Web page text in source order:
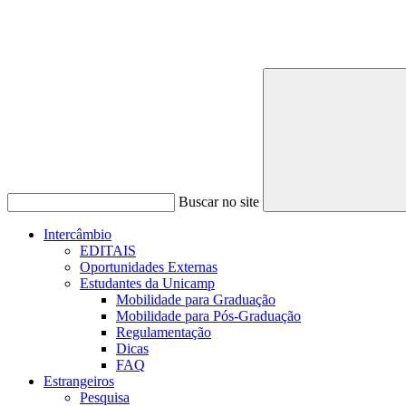
Buscar no site
Intercâmbio
EDITAIS
Oportunidades Externas
Estudantes da Unicamp
Mobilidade para Graduação
Mobilidade para Pós-Graduação
Regulamentação
Dicas
FAQ
Estrangeiros
Pesquisa